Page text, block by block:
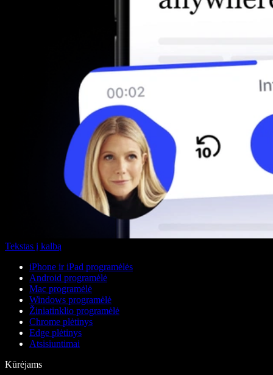
Tekstas į kalbą
iPhone ir iPad programėlės
Android programėlė
Mac programėlė
Windows programėlė
Žiniatinklio programėlė
Chrome plėtinys
Edge plėtinys
Atsisiuntimai
Kūrėjams